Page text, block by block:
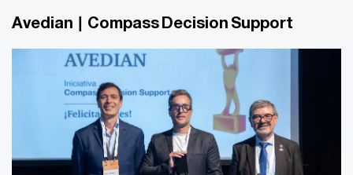
Avedian | Compass Decision Support